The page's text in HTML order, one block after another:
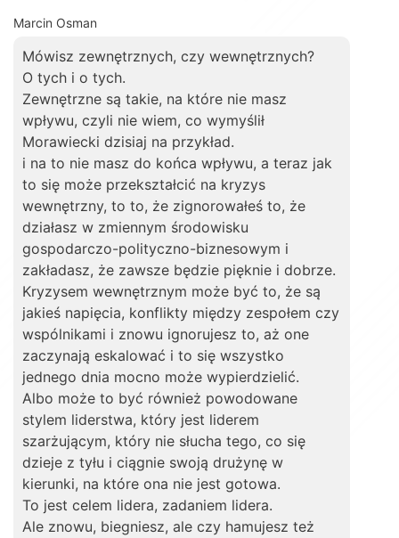
Marcin Osman
Mówisz zewnętrznych, czy wewnętrznych?
O tych i o tych.
Zewnętrzne są takie, na które nie masz
wpływu, czyli nie wiem, co wymyślił
Morawiecki dzisiaj na przykład.
i na to nie masz do końca wpływu, a teraz jak
to się może przekształcić na kryzys
wewnętrzny, to to, że zignorowałeś to, że
działasz w zmiennym środowisku
gospodarczo-polityczno-biznesowym i
zakładasz, że zawsze będzie pięknie i dobrze.
Kryzysem wewnętrznym może być to, że są
jakieś napięcia, konflikty między zespołem czy
wspólnikami i znowu ignorujesz to, aż one
zaczynają eskalować i to się wszystko
jednego dnia mocno może wypierdzielić.
Albo może to być również powodowane
stylem liderstwa, który jest liderem
szarżującym, który nie słucha tego, co się
dzieje z tyłu i ciągnie swoją drużynę w
kierunki, na które ona nie jest gotowa.
To jest celem lidera, zadaniem lidera.
Ale znowu, biegniesz, ale czy hamujesz też